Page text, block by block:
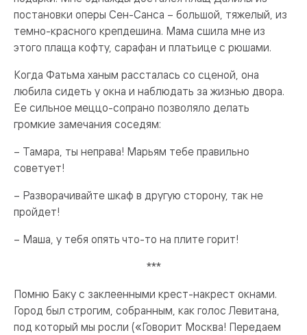
постановки оперы Сен-Санса – большой, тяжелый, из
темно-красного крепдешина. Мама сшила мне из
этого плаща кофту, сарафан и платьице с рюшами.
Когда Фатьма ханым рассталась со сценой, она
любила сидеть у окна и наблюдать за жизнью двора.
Ее сильное меццо-сопрано позволяло делать
громкие замечания соседям:
– Тамара, ты неправа! Марьям тебе правильно
советует!
– Разворачивайте шкаф в другую сторону, так не
пройдет!
– Маша, у тебя опять что-то на плите горит!
***
Помню Баку с заклеенными крест-накрест окнами.
Город был строгим, собранным, как голос Левитана,
под который мы росли («Говорит Москва! Передаем